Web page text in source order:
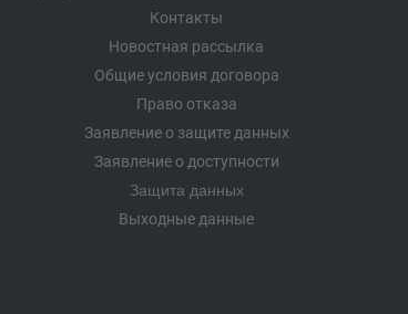
Контакты
Новостная рассылка
Общие условия договора
Право отказа
Заявление о защите данных
Заявление о доступности
Защита данных
Выходные данные